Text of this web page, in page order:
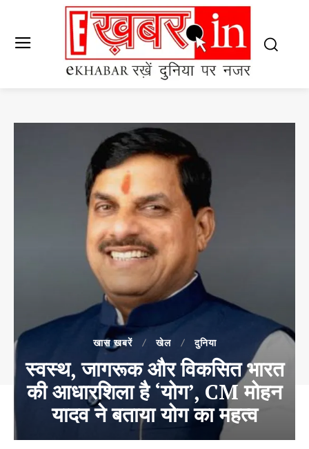
खास खबरें खेल दुनिया
स्वस्थ, जागरूक और विकसित भारत
की आधारशिला है ‘योग’, CM मोहन
यादव ने बताया योग का महत्व